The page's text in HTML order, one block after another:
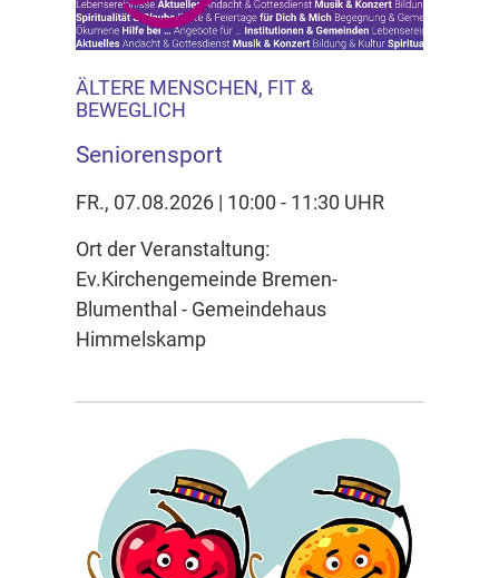
ÄLTERE MENSCHEN, FIT &
BEWEGLICH
Seniorensport
FR., 07.08.2026 | 10:00 - 11:30 UHR
Ort der Veranstaltung:
Ev.Kirchengemeinde Bremen-
Blumenthal - Gemeindehaus
Himmelskamp